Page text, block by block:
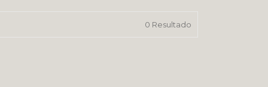
0 Resultado